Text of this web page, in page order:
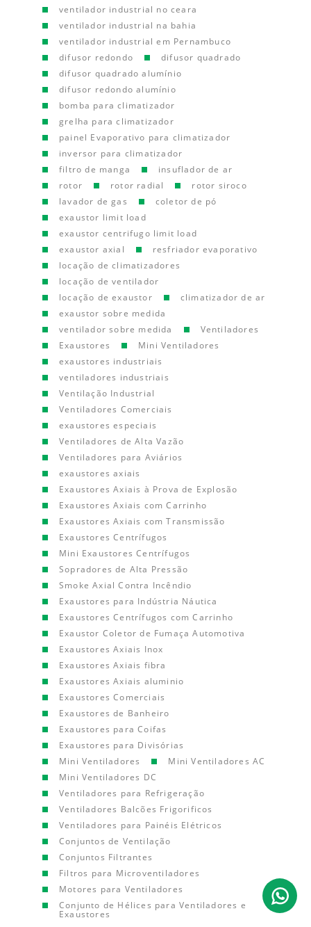
ventilador industrial no ceara
ventilador industrial na bahia
ventilador industrial em Pernambuco
difusor redondo
difusor quadrado
difusor quadrado alumínio
difusor redondo alumínio
bomba para climatizador
grelha para climatizador
painel Evaporativo para climatizador
inversor para climatizador
filtro de manga
insuflador de ar
rotor
rotor radial
rotor siroco
lavador de gas
coletor de pó
exaustor limit load
exaustor centrifugo limit load
exaustor axial
resfriador evaporativo
locação de climatizadores
locação de ventilador
locação de exaustor
climatizador de ar
exaustor sobre medida
ventilador sobre medida
Ventiladores
Exaustores
Mini Ventiladores
exaustores industriais
ventiladores industriais
Ventilação Industrial
Ventiladores Comerciais
exaustores especiais
Ventiladores de Alta Vazão
Ventiladores para Aviários
exaustores axiais
Exaustores Axiais à Prova de Explosão
Exaustores Axiais com Carrinho
Exaustores Axiais com Transmissão
Exaustores Centrífugos
Mini Exaustores Centrífugos
Sopradores de Alta Pressão
Smoke Axial Contra Incêndio
Exaustores para Indústria Náutica
Exaustores Centrífugos com Carrinho
Exaustor Coletor de Fumaça Automotiva
Exaustores Axiais Inox
Exaustores Axiais fibra
Exaustores Axiais aluminio
Exaustores Comerciais
Exaustores de Banheiro
Exaustores para Coifas
Exaustores para Divisórias
Mini Ventiladores
Mini Ventiladores AC
Mini Ventiladores DC
Ventiladores para Refrigeração
Ventiladores Balcões Frigorificos
Ventiladores para Painéis Elétricos
Conjuntos de Ventilação
Conjuntos Filtrantes
Filtros para Microventiladores
Motores para Ventiladores
Conjunto de Hélices para Ventiladores e
Exaustores